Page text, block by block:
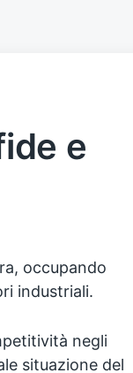
e
occupando
industriali.
negli
situazione del